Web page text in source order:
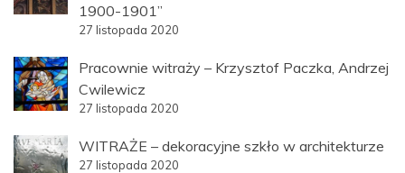
1900-1901”
27 listopada 2020
Pracownie witraży – Krzysztof Paczka, Andrzej
Cwilewicz
27 listopada 2020
WITRAŻE – dekoracyjne szkło w architekturze
27 listopada 2020